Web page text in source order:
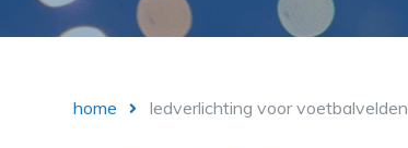
home ledverlichting voor voetbalvelden